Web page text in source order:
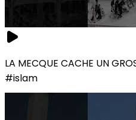
LA MECQUE CACHE UN
#islam